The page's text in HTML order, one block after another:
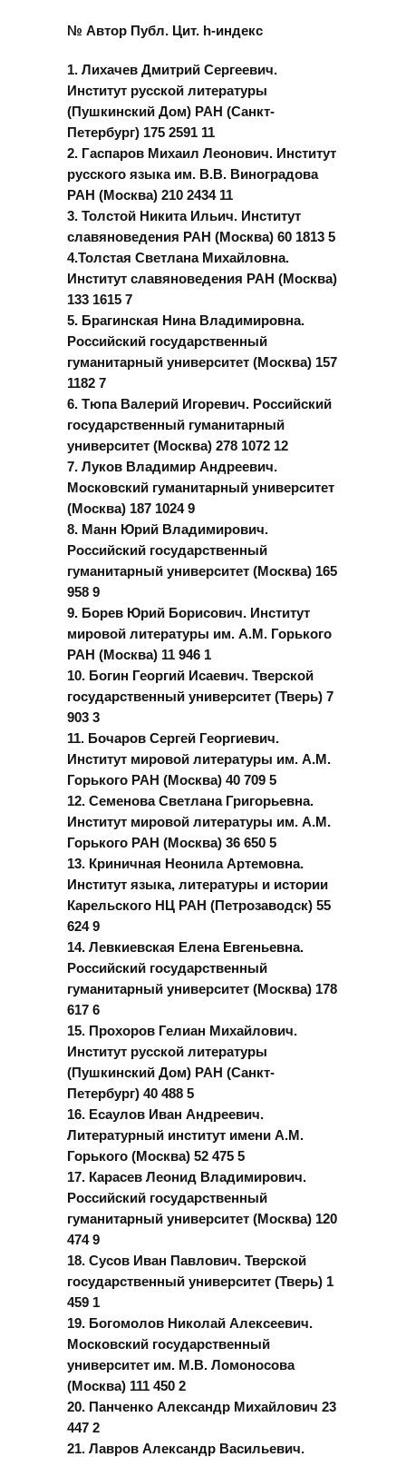
№ Автор Публ. Цит. h-индекс
1. Лихачев Дмитрий Сергеевич.
Институт русской литературы
(Пушкинский Дом) РАН (Санкт-
Петербург) 175 2591 11
2. Гаспаров Михаил Леонович. Институт
русского языка им. В.В. Виноградова
РАН (Москва) 210 2434 11
3. Толстой Никита Ильич. Институт
славяноведения РАН (Москва) 60 1813 5
4.Толстая Светлана Михайловна.
Институт славяноведения РАН (Москва)
133 1615 7
5. Брагинская Нина Владимировна.
Российский государственный
гуманитарный университет (Москва) 157
1182 7
6. Тюпа Валерий Игоревич. Российский
государственный гуманитарный
университет (Москва) 278 1072 12
7. Луков Владимир Андреевич.
Московский гуманитарный университет
(Москва) 187 1024 9
8. Манн Юрий Владимирович.
Российский государственный
гуманитарный университет (Москва) 165
958 9
9. Борев Юрий Борисович. Институт
мировой литературы им. А.М. Горького
РАН (Москва) 11 946 1
10. Богин Георгий Исаевич. Тверской
государственный университет (Тверь) 7
903 3
11. Бочаров Сергей Георгиевич.
Институт мировой литературы им. А.М.
Горького РАН (Москва) 40 709 5
12. Семенова Светлана Григорьевна.
Институт мировой литературы им. А.М.
Горького РАН (Москва) 36 650 5
13. Криничная Неонила Артемовна.
Институт языка, литературы и истории
Карельского НЦ РАН (Петрозаводск) 55
624 9
14. Левкиевская Елена Евгеньевна.
Российский государственный
гуманитарный университет (Москва) 178
617 6
15. Прохоров Гелиан Михайлович.
Институт русской литературы
(Пушкинский Дом) РАН (Санкт-
Петербург) 40 488 5
16. Есаулов Иван Андреевич.
Литературный институт имени А.М.
Горького (Москва) 52 475 5
17. Карасев Леонид Владимирович.
Российский государственный
гуманитарный университет (Москва) 120
474 9
18. Сусов Иван Павлович. Тверской
государственный университет (Тверь) 1
459 1
19. Богомолов Николай Алексеевич.
Московский государственный
университет им. М.В. Ломоносова
(Москва) 111 450 2
20. Панченко Александр Михайлович 23
447 2
21. Лавров Александр Васильевич.